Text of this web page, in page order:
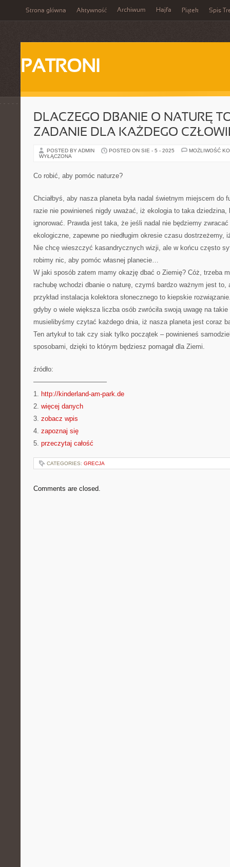
Strona główna Aktywność Archiwum Hajfa Piątek Spis
PATRONI
DLACZEGO DBANIE O NATURĘ
ZADANIE DLA KAŻDEGO
POSTED BY ADMIN POSTED ON SIE - 5 - 2025
MOŻLIWOŚĆ
WYŁĄCZONA
Co robić, aby pomóc naturze?
Chciałbyś, aby nasza planeta była nadal świetnym miejscem do
razie nie powinieneś nigdy uważać, iż ekologia to taka
ignorować. Prawda jest taka, że jeśli nadal nie będziemy
ekologiczne, zapewne po niedługim okresie czasu dostrzeżemy,
Nie chcę wieszczyć kasandrycznych wizji, ale w końcu często
robimy nic, aby pomóc własnej planecie…
W jaki sposób zatem mamy okazję dbać o Ziemię? Cóż, trzeba
rachubę wchodzi dbanie o naturę, czymś bardzo ważnym jest to,
przykład instalacja kolektora słonecznego to kiepskie
gdyby o wiele większa liczba osób zwróciła swoją uwagę na
musielibyśmy czytać każdego dnia, iż nasza planeta jest coraz
Ten artykuł to tak czy siak tylko początek – powinieneś
sposobami, dzięki to którym będziesz pomagał dla Ziemi.
źródło:
———————————
1. http://kinderland-am-park.de
2. więcej danych
3. zobacz wpis
4. zapoznaj się
5. przeczytaj całość
CATEGORIES: GRECJA
Comments are closed.